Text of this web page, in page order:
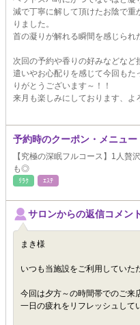
減で丁寧に解して頂けたお陰で重
りました。
首の凝りが解れる瞬間を感じられ
次回の予約や香りの好みなどな
遣いやお心配りを感じて今回もた
りがとうございます～！！
来月も楽しみにしております、よ
予約時のクーポン・メニュー
【究極の深眠フルコース】1人贅
も◎
ﾘﾗｸ ｴｽﾃ
サロンからの返信コメン
まき様
いつも当施設をご利用していた
今回は夕方～の時間帯でのご来
一日の疲れをリフレッシュし